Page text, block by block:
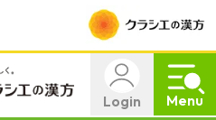
Login Menu